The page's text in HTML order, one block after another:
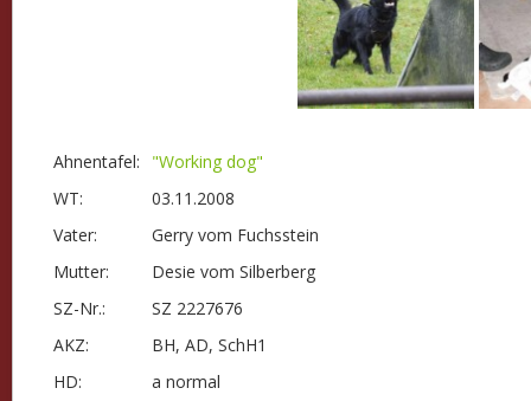
Ahnentafel:
"Working dog"
WT:
03.11.2008
Vater:
Gerry vom Fuchsstein
Mutter:
Desie vom Silberberg
SZ-Nr.:
SZ 2227676
AKZ:
BH, AD, SchH1
HD:
a normal